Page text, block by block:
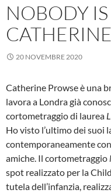
NOBODY
20 NOVEMBRE 2020
Catherine Prowse è una
lavora a Londra già
cortometraggio di laurea
Ho visto l’ultimo dei suoi
contemporaneamente
amiche. Il cortometraggio
spot realizzato per la
tutela dell’infanzia,